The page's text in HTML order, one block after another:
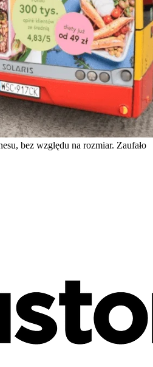
bez względu na rozmiar. Zaufało